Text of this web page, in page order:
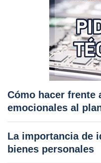
Cómo hacer frente
emocionales al
La importancia de
bienes personales